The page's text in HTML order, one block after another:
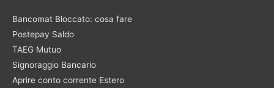
Bancomat Bloccato: cosa fare
Postepay Saldo
TAEG Mutuo
Signoraggio Bancario
Aprire conto corrente Estero